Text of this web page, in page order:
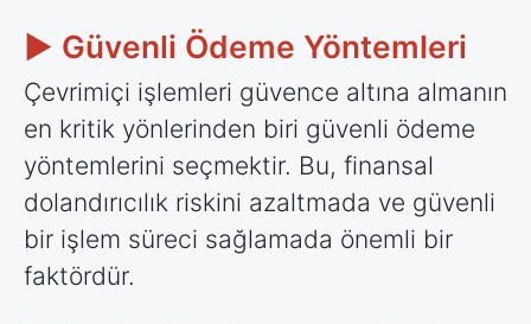
► Güvenli Ödeme Yöntemleri
Çevrimiçi işlemleri güvence altına almanın
en kritik yönlerinden biri güvenli ödeme
yöntemlerini seçmektir. Bu, finansal
dolandırıcılık riskini azaltmada ve güvenli
bir işlem süreci sağlamada önemli bir
faktördür.